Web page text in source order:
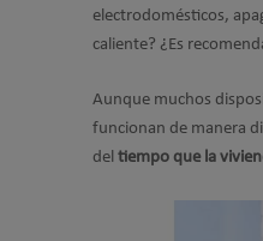
electrodomésticos,
caliente? ¿Es
Aunque muchos
funcionan de manera
del tiempo que la